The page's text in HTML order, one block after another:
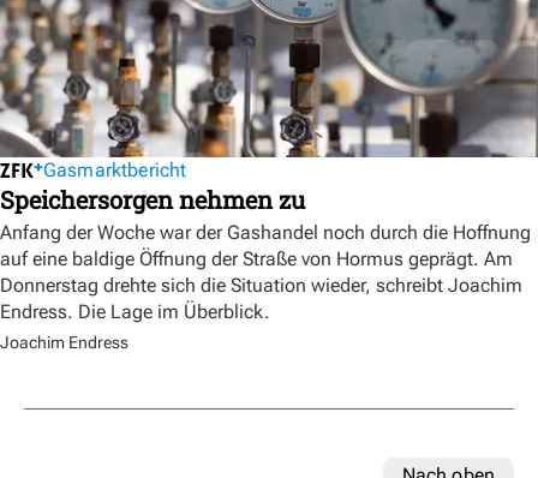
Gasmarktbericht
Speichersorgen nehmen zu
Anfang der Woche war der Gashandel noch durch die Hoffnung
auf eine baldige Öffnung der Straße von Hormus geprägt. Am
Donnerstag drehte sich die Situation wieder, schreibt Joachim
Endress. Die Lage im Überblick.
Joachim Endress